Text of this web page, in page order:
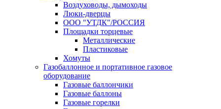
Воздуховоды, дымоходы
Люки-дверцы
ООО "УТДК"/РОССИЯ
Площадки торцевые
Металлические
Пластиковые
Хомуты
Газобаллонное и портативное газовое
оборудование
Газовые баллончики
Газовые баллоны
Газовые горелки